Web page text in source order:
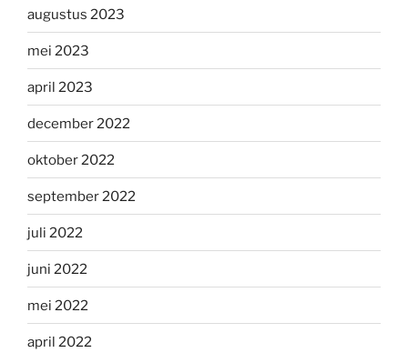
augustus 2023
mei 2023
april 2023
december 2022
oktober 2022
september 2022
juli 2022
juni 2022
mei 2022
april 2022